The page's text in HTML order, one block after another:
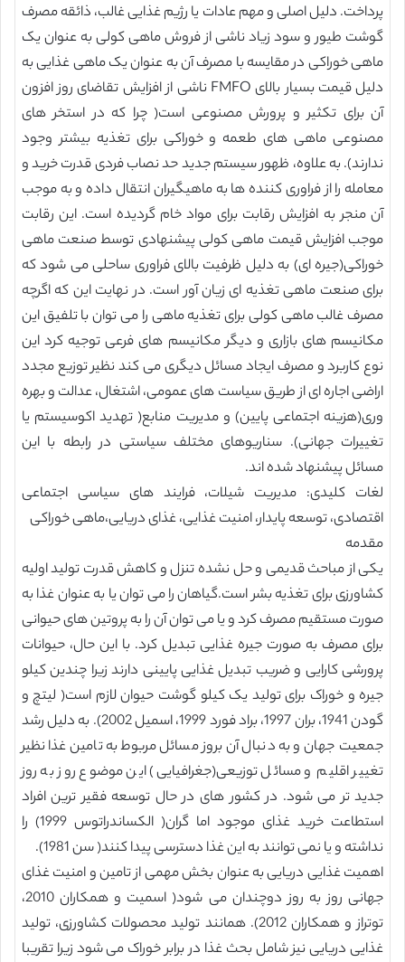
پرداخت. دلیل اصلی و مهم عادات یا رژیم غذایی غالب، ذائقه مصرف
گوشت طیور و سود زیاد ناشی از فروش ماهی کولی به عنوان یک
ماهی خوراکی در مقایسه با مصرف آن به عنوان یک ماهی غذایی به
دلیل قیمت بسیار بالای FMFO ناشی از افزایش تقاضای روز افزون
آن برای تکثیر و پرورش مصنوعی است( چرا که در استخر های
مصنوعی ماهی های طعمه و خوراکی برای تغذیه بیشتر وجود
ندارند). به علاوه، ظهور سیستم جدید حد نصاب فردی قدرت خرید و
معامله را از فراوری کننده ها به ماهیگیران انتقال داده و به موجب
آن منجر به افزایش رقابت برای مواد خام گردیده است. این رقابت
موجب افزایش قیمت ماهی کولی پیشنهادی توسط صنعت ماهی
خوراکی(جیره ای) به دلیل ظرفیت بالای فراوری ساحلی می شود که
برای صنعت ماهی تغذیه ای زیان آور است. در نهایت این که اگرچه
مصرف غالب ماهی کولی برای تغذیه ماهی را می توان با تلفیق این
مکانیسم های بازاری و دیگر مکانیسم های فرعی توجیه کرد این
نوع کاربرد و مصرف ایجاد مسائل دیگری می کند نظیر توزیع مجدد
اراضی اجاره ای از طریق سیاست های عمومی، اشتغال، عدالت و بهره
وری(هزینه اجتماعی پایین) و مدیریت منابع( تهدید اکوسیستم یا
تغییرات جهانی). سناریوهای مختلف سیاستی در رابطه با این
مسائل پیشنهاد شده اند.
لغات کلیدی: مدیریت شیلات، فرایند های سیاسی اجتماعی
اقتصادی، توسعه پایدار، امنیت غذایی، غذای دریایی،ماهی خوراکی
مقدمه
یکی از مباحث قدیمی و حل نشده تنزل و کاهش قدرت تولید اولیه
کشاورزی برای تغذیه بشر است.گیاهان را می توان یا به عنوان غذا به
صورت مستقیم مصرف کرد و یا می توان آن را به پروتین های حیوانی
برای مصرف به صورت جیره غذایی تبدیل کرد. با این حال، حیوانات
پرورشی کارایی و ضریب تبدیل غذایی پایینی دارند زیرا چندین کیلو
جیره و خوراک برای تولید یک کیلو گوشت حیوان لازم است( لیتچ و
گودن 1941، بران 1997، براد فورد 1999، اسمیل 2002). به دلیل رشد
جمعیت جهان و به دنبال آن بروز مسائل مربوط به تامین غذا نظیر
تغییر اقلیم و مسائل توزیعی(جغرافیایی) این موضوع روز به روز
جدید تر می شود. در کشور های در حال توسعه فقیر ترین افراد
استطاعت خرید غذای موجود اما گران( الکساندراتوس 1999) را
نداشته و یا نمی توانند به این غذا دسترسی پیدا کنند( سن 1981).
اهمیت غذایی دریایی به عنوان بخش مهمی از تامین و امنیت غذای
جهانی روز به روز دوچندان می شود( اسمیت و همکاران 2010،
توتراز و همکاران 2012). همانند تولید محصولات کشاورزی، تولید
غذایی دریایی نیز شامل بحث غذا در برابر خوراک می شود زیرا تقریبا